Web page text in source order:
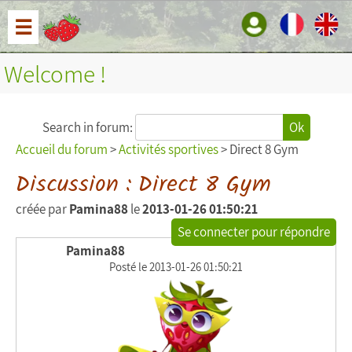
☰
Welcome !
Search in forum:
Ok
Accueil du forum>Activités sportives> Direct 8 Gym
Discussion : Direct 8 Gym
créée parPamina88le2013-01-26 01:50:21
Se connecter pour répondre
Pamina88
Posté le 2013-01-26 01:50:21